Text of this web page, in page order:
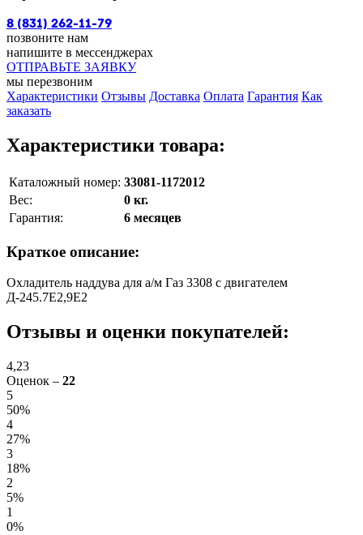
8 (831) 262-11-79
позвоните нам
напишите в мессенджерах
ОТПРАВЬТЕ ЗАЯВКУ
мы перезвоним
Характеристики Отзывы Доставка Оплата Гарантия Как
заказать
Характеристики товара:
Каталожный номер: 33081-1172012
Вес:
0 кг.
Гарантия:
6 месяцев
Краткое описание:
Охладитель наддува для а/м Газ 3308 с двигателем
Д-245.7Е2,9Е2
Отзывы и оценки покупателей:
4,23
Оценок – 22
5
50%
4
27%
3
18%
2
5%
1
0%